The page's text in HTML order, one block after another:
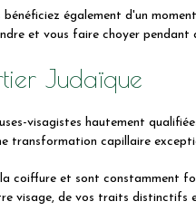
également d'un
et vous faire choyer pendant
Judaïque
visagistes hautement
transformation capillaire
coiffure et sont constamment
visage, de vos traits distinctifs